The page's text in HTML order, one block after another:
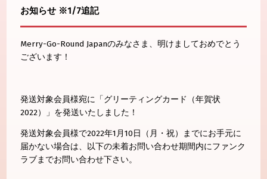
お知らせ ※1/7追記
Merry-Go-Round Japanのみなさま、明けましておめでとう
ございます！
発送対象会員様宛に「グリーティングカード（年賀状
2022）」を発送いたしました！
発送対象会員様で2022年1月10日（月・祝）までにお手元に
届かない場合は、以下の未着お問い合わせ期間内にファンク
ラブまでお問い合わせ下さい。